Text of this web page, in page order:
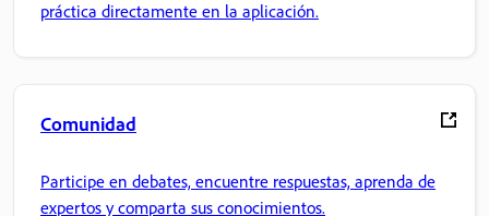
práctica directamente en la aplicación.
Comunidad
Participe en debates, encuentre respuestas, aprenda de
expertos y comparta sus conocimientos.